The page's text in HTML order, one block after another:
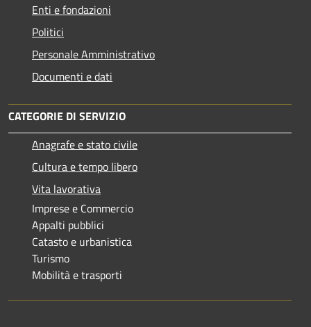
Enti e fondazioni
Politici
Personale Amministrativo
Documenti e dati
CATEGORIE DI SERVIZIO
Anagrafe e stato civile
Cultura e tempo libero
Vita lavorativa
Imprese e Commercio
Appalti pubblici
Catasto e urbanistica
Turismo
Mobilità e trasporti